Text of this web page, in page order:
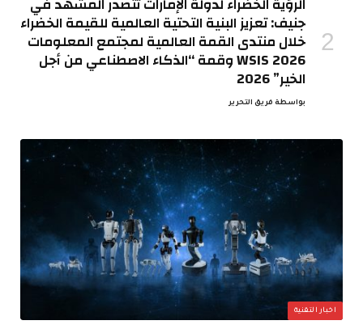
جنيف: تعزيز البنية التحتية العالمية للقيمة الخضراء
خلال منتدى القمة العالمية لمجتمع المعلومات
WSIS 2026 وقمة “الذكاء الاصطناعي من أجل
الخير” 2026
بواسطة فريق التحرير
اخبار التقنية